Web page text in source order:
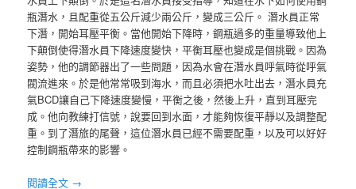
瓶潛水，且配重從五公斤減少兩公斤，變成三公斤。 潛水員正常
下潛，開始耳壓平衡。當他開始下降時，鋼瓶過多的重量導致他上
下顛倒使得潛水員下降速度變快，平衡耳壓也變成是個挑戰。因為
姿勢，他的調節器出了一些問題，因為水會在潛水員呼氣時從呼氣
閥流進來。於是他常常吸到海水，而且必須把水吐出去，潛水員充
氣BCD讓自己下降速度變慢，平衡之後，然後上升，直到耳壓完
成。他向教練打信號，說要回到水面，才能夠恢復平靜以及調整配
重。到了潛旅的尾聲，這位潛水員已經不需要配重，以及可以好好
控制鋼瓶帶來的影響。
閱讀全文 →